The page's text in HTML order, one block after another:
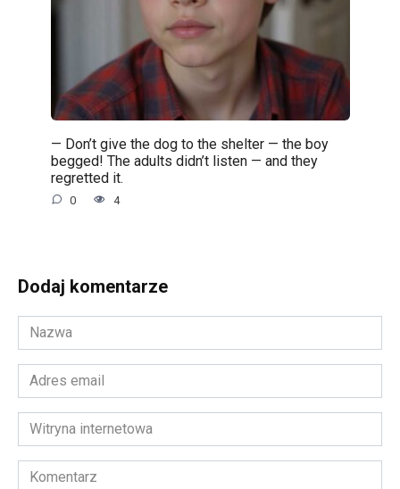
— Don’t give the dog to the shelter — the boy
begged! The adults didn’t listen — and they
regretted it.
0 4
Dodaj komentarze
Nazwa
*
Adres
email
*Witryna
internetowa
Komentarz